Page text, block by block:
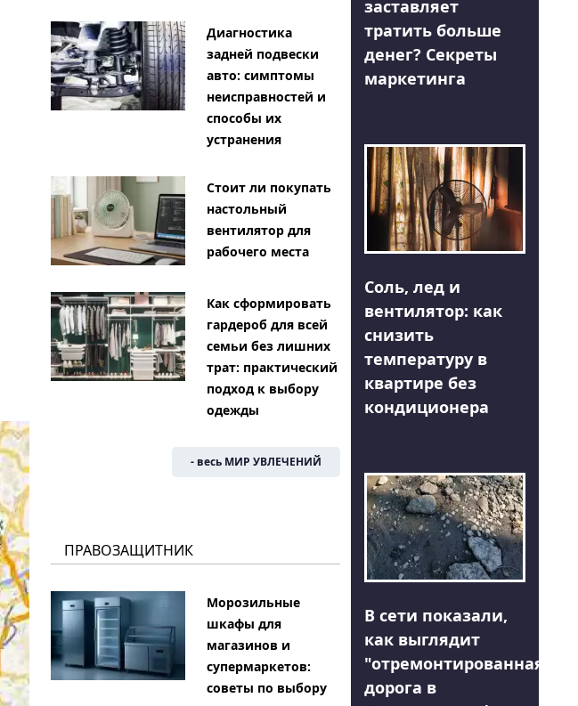
Диагностика
задней подвески
авто: симптомы
неисправностей и
способы их
устранения
Стоит ли покупать
настольный
вентилятор для
рабочего места
Как сформировать
гардероб для всей
семьи без лишних
трат: практический
подход к выбору
одежды
- весь МИР УВЛЕЧЕНИЙ
ПРАВОЗАЩИТНИК
Морозильные
шкафы для
магазинов и
супермаркетов:
советы по выбору
заставляет
тратить больше
денег? Секреты
маркетинга
Соль, лед и
вентилятор: как
снизить
температуру в
квартире без
кондиционера
В сети показали,
как выглядит
"отремонтированная"
дорога в